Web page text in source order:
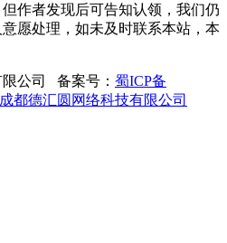
作者发现后可告知认领，我们仍
愿处理，如未及时联系本站，本
公司 备案号： 蜀ICP备
成都德汇圆网络科技有限公司